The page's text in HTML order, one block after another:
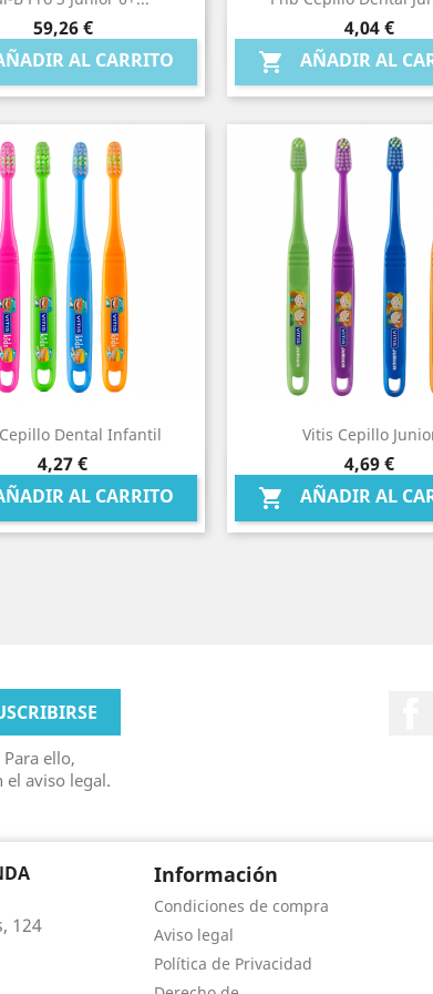
Precio
59,26 €
AL CARRITO
Vista rápida
Precio
4,04 €
 AÑADIR AL
Vista
Dental Infantil
Precio
4,27 €
AL CARRITO
Vista rápida
Vitis Cepillo
Precio
4,69 €
 AÑADIR AL
Vista
ello,
aviso legal.
124
Información
Condiciones de compra
Aviso legal
Política de Privacidad